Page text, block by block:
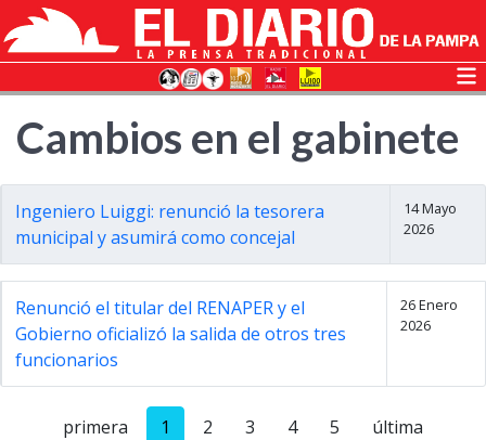
Cambios en el gabinete
Ingeniero Luiggi: renunció la tesorera
municipal y asumirá como concejal
14 Mayo
2026
Renunció el titular del RENAPER y el
Gobierno oficializó la salida de otros tres
funcionarios
26 Enero
2026
primera 1 2 3 4 5 última